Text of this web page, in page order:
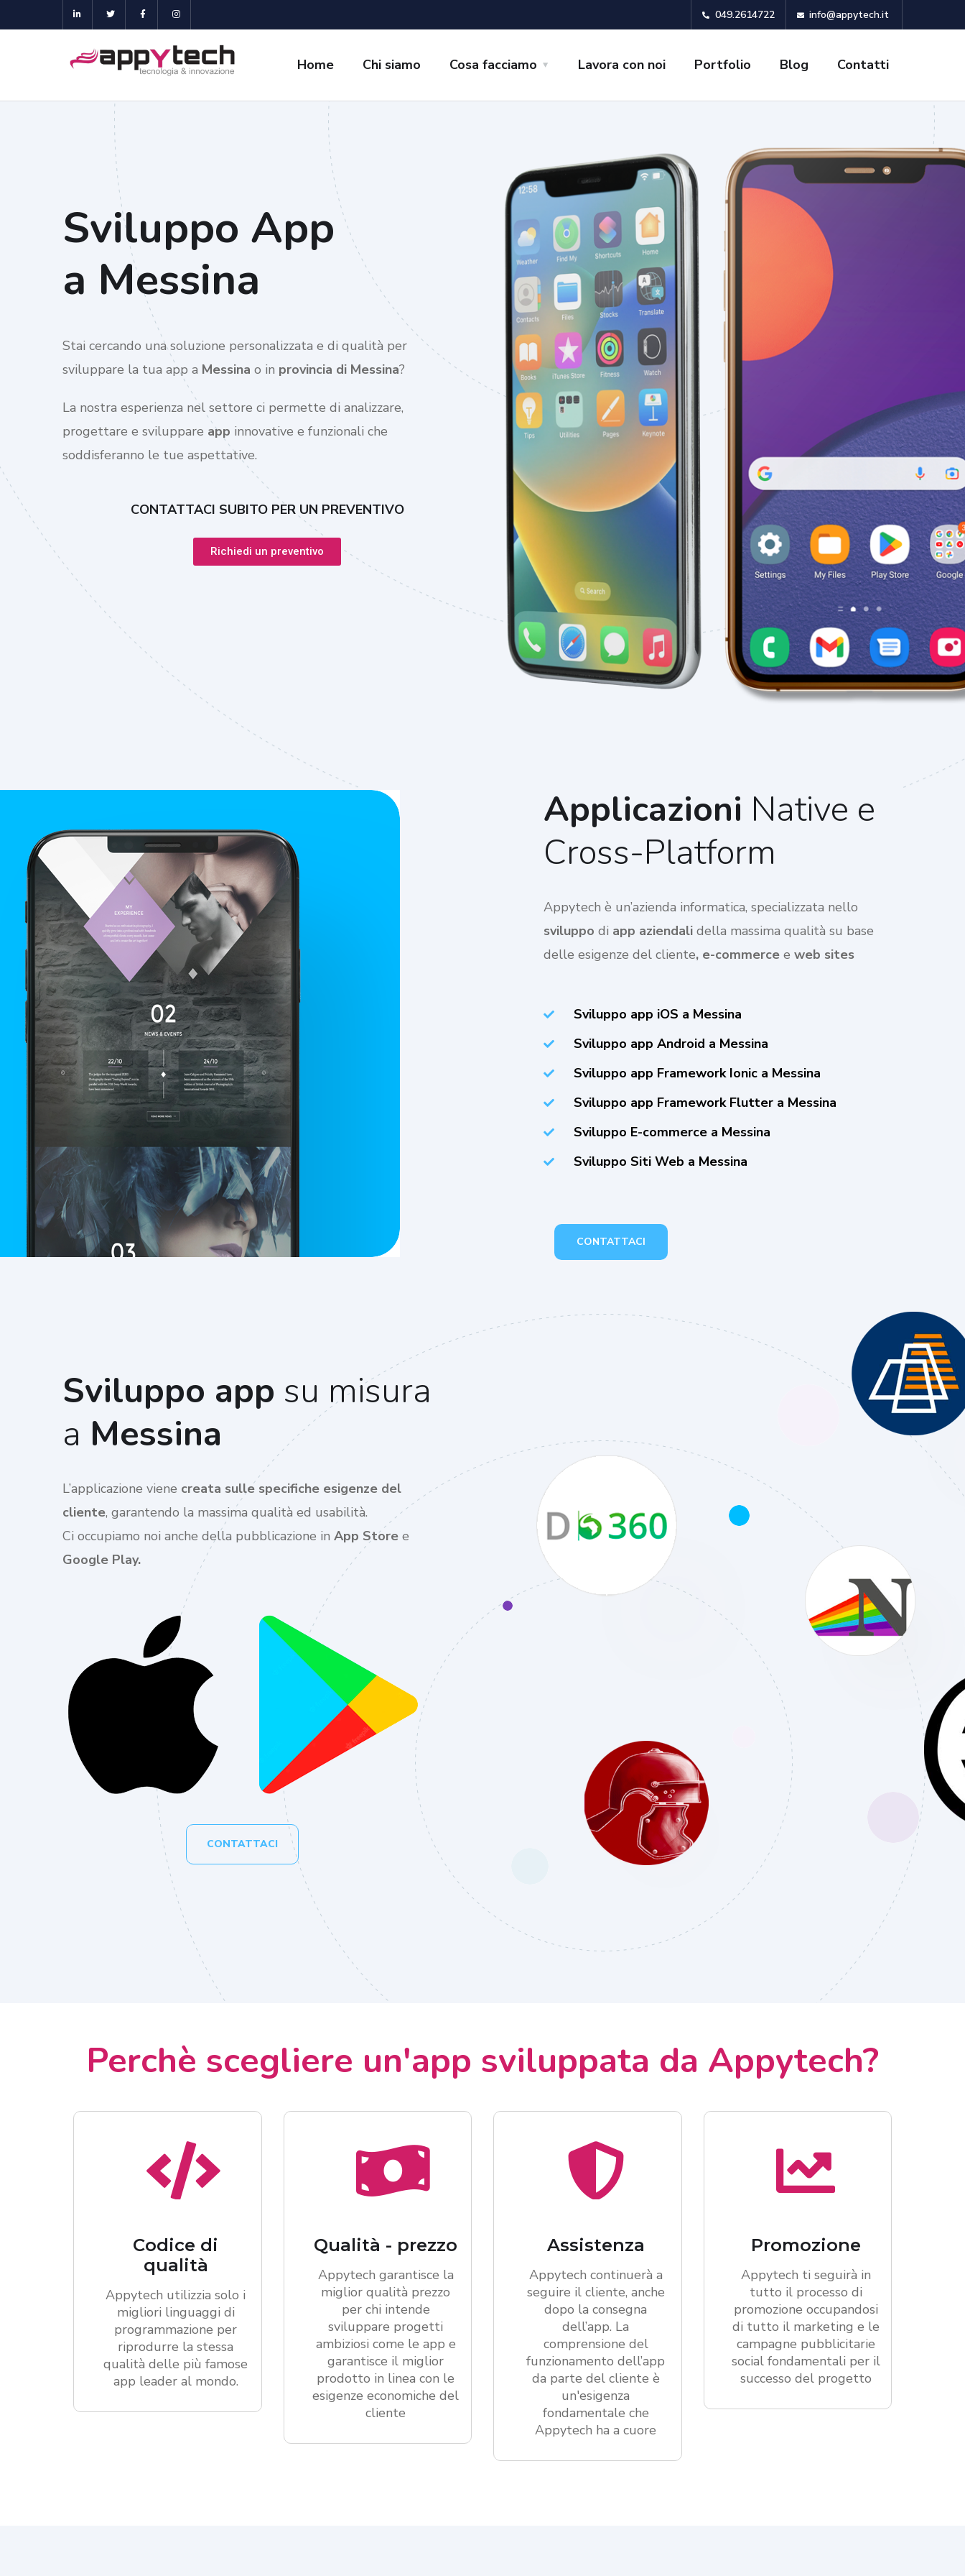
049.2614722 info@appytech.it
Home Chi siamo Cosa facciamo Lavora con noi Portfolio Blog Contatti
Sviluppo App
a Messina
Stai cercando una soluzione personalizzata e di qualità per
sviluppare la tua app a Messina o in provincia di Messina?
La nostra esperienza nel settore ci permette di analizzare,
progettare e sviluppare app innovative e funzionali che
soddisferanno le tue aspettative.
CONTATTACI SUBITO PER UN PREVENTIVO
Richiedi un preventivo
Applicazioni Native e
Cross-Platform
Appytech è un’azienda informatica, specializzata nello
sviluppo di app aziendali della massima qualità su base
delle esigenze del cliente, e-commerce e web sites
Sviluppo app iOS a Messina
Sviluppo app Android a Messina
Sviluppo app Framework Ionic a Messina
Sviluppo app Framework Flutter a Messina
Sviluppo E-commerce a Messina
Sviluppo Siti Web a Messina
CONTATTACI
Sviluppo app su misura
a Messina
L’applicazione viene creata sulle specifiche esigenze del
cliente, garantendo la massima qualità ed usabilità.
Ci occupiamo noi anche della pubblicazione in App Store e
Google Play.
CONTATTACI
Perchè scegliere un'app sviluppata da Appytech?
Codice di
qualità
Appytech utilizzia solo i
migliori linguaggi di
programmazione per
riprodurre la stessa
qualità delle più famose
app leader al mondo.
Qualità - prezzo
Appytech garantisce la
miglior qualità prezzo
per chi intende
sviluppare progetti
ambiziosi come le app e
garantisce il miglior
prodotto in linea con le
esigenze economiche del
cliente
Assistenza
Appytech continuerà a
seguire il cliente, anche
dopo la consegna
dell’app. La
comprensione del
funzionamento dell’app
da parte del cliente è
un'esigenza
fondamentale che
Appytech ha a cuore
Promozione
Appytech ti seguirà in
tutto il processo di
promozione occupandosi
di tutto il marketing e le
campagne pubblicitarie
social fondamentali per il
successo del progetto